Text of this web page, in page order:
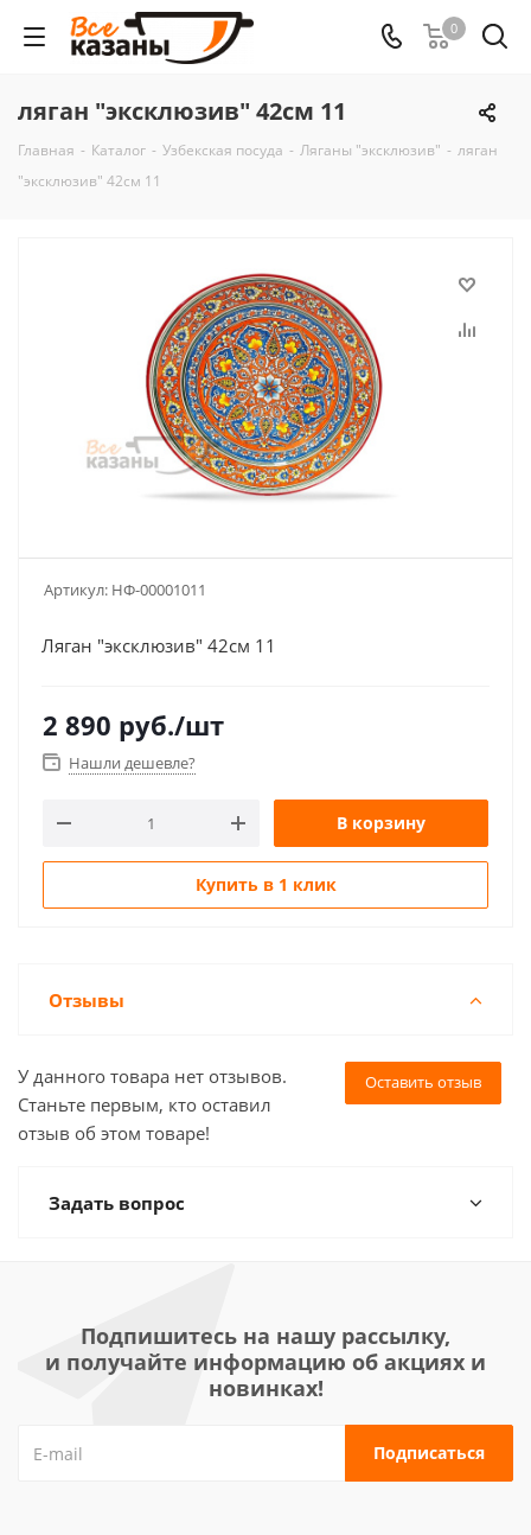
0
ляган "эксклюзив" 42см 11
Главная - Каталог - Узбекская посуда - Ляганы "эксклюзив" - ляган
"эксклюзив" 42см 11
Артикул: НФ-00001011
Ляган "эксклюзив" 42см 11
2 890 руб./шт
Нашли дешевле?
В корзину
Купить в 1 клик
Отзывы
Оставить отзыв
У данного товара нет отзывов.
Станьте первым, кто оставил
отзыв об этом товаре!
Задать вопрос
Подпишитесь на нашу рассылку,
и получайте информацию об акциях и
новинках!